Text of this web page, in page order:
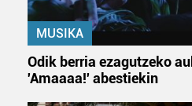
MUSIKA
Odik berria ezagutzeko
'Amaaaa!' abestiekin